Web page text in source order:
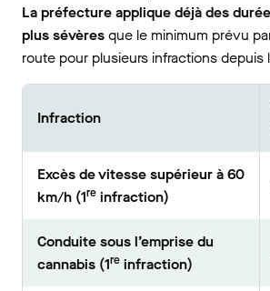
La préfecture applique déjà des
plus sévèresque le minimum prévu
route pour plusieurs infractions depuis
Infraction
Excès de vitesse supérieur à 60
km/h (1re infraction)
Conduite sous l’emprise du
cannabis (1re infraction)